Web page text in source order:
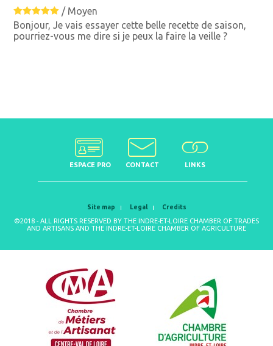
/ Moyen
Bonjour, Je vais essayer cette belle recette de saison,
pourriez-vous me dire si je peux la faire la veille ?
ESPACE PRO CONTACT LINKS
Site map Legal Credits
©2018 - ALL RIGHTS RESERVED BY THE INDRE-ET-LOIRE CHAMBER OF TRADES
AND ARTISANS AND THE INDRE-ET-LOIRE CHAMBER OF AGRICULTURE